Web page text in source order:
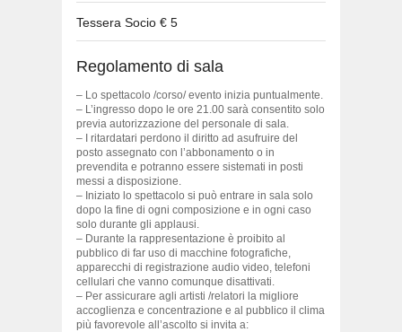
Tessera Socio € 5
Regolamento di sala
– Lo spettacolo /corso/ evento inizia puntualmente.
– L’ingresso dopo le ore 21.00 sarà consentito solo
previa autorizzazione del personale di sala.
– I ritardatari perdono il diritto ad asufruire del
posto assegnato con l’abbonamento o in
prevendita e potranno essere sistemati in posti
messi a disposizione.
– Iniziato lo spettacolo si può entrare in sala solo
dopo la fine di ogni composizione e in ogni caso
solo durante gli applausi.
– Durante la rappresentazione è proibito al
pubblico di far uso di macchine fotografiche,
apparecchi di registrazione audio video, telefoni
cellulari che vanno comunque disattivati.
– Per assicurare agli artisti /relatori la migliore
accoglienza e concentrazione e al pubblico il clima
più favorevole all’ascolto si invita a: